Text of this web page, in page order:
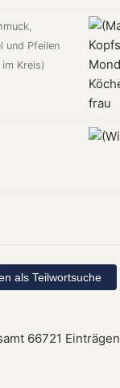
und Pfeilen
Kreis)
66721